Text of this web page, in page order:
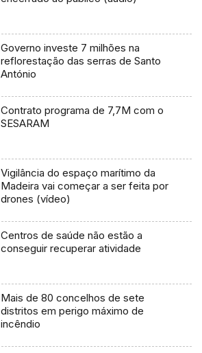
Governo investe 7 milhões na
reflorestação das serras de Santo
António
Contrato programa de 7,7M com o
SESARAM
Vigilância do espaço marítimo da
Madeira vai começar a ser feita por
drones (vídeo)
Centros de saúde não estão a
conseguir recuperar atividade
Mais de 80 concelhos de sete
distritos em perigo máximo de
incêndio